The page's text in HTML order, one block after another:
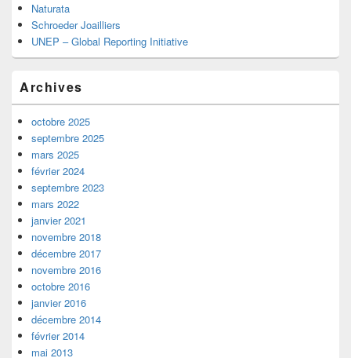
Naturata
Schroeder Joailliers
UNEP – Global Reporting Initiative
Archives
octobre 2025
septembre 2025
mars 2025
février 2024
septembre 2023
mars 2022
janvier 2021
novembre 2018
décembre 2017
novembre 2016
octobre 2016
janvier 2016
décembre 2014
février 2014
mai 2013